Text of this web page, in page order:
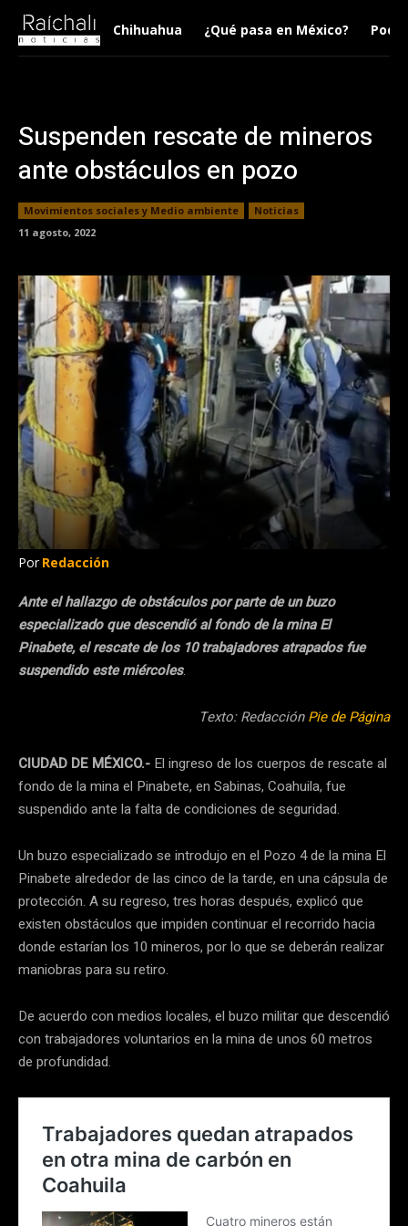
Chihuahua ¿Qué pasa en México?
Suspenden rescate de mineros
ante obstáculos en pozo
Movimientos sociales y Medio ambiente
Noticias
11 agosto, 2022
Por Redacción
Ante el hallazgo de obstáculos por parte de un buzo
especializado que descendió al fondo de la mina El
Pinabete, el rescate de los 10 trabajadores atrapados fue
suspendido este miércoles.
Texto: RedacciónPie de Página
CIUDAD DE MÉXICO.- El ingreso de los cuerpos de rescate al
fondo de la mina el Pinabete, en Sabinas, Coahuila, fue
suspendido ante la falta de condiciones de seguridad.
Un buzo especializado se introdujo en el Pozo 4 de la mina El
Pinabete alrededor de las cinco de la tarde, en una cápsula de
protección. A su regreso, tres horas después, explicó que
existen obstáculos que impiden continuar el recorrido hacia
donde estarían los 10 mineros, por lo que se deberán realizar
maniobras para su retiro.
De acuerdo con medios locales, el buzo militar que descendió
con trabajadores voluntarios en la mina de unos 60 metros
de profundidad.